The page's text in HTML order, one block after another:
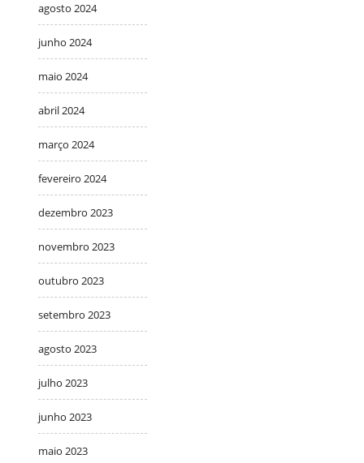
agosto 2024
junho 2024
maio 2024
abril 2024
março 2024
fevereiro 2024
dezembro 2023
novembro 2023
outubro 2023
setembro 2023
agosto 2023
julho 2023
junho 2023
maio 2023